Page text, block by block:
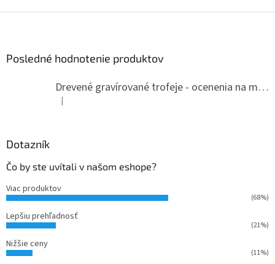
Posledné hodnotenie produktov
Drevené gravírované trofeje - ocenenia na mieru
Hodnotenie produktu je 5 z 5 hviezdičiek.
|
Dotazník
Čo by ste uvítali v našom eshope?
Viac produktov
(68%)
Lepšiu prehľadnosť
(21%)
Nižšie ceny
(11%)